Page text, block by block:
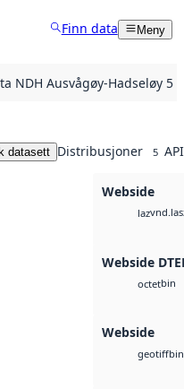
Finn data Meny
NDH Ausvågøy-Hadseløy 5
datasett Distribusjoner 5
Webside
laz
Webside
octetbin
Webside
geotiffbin